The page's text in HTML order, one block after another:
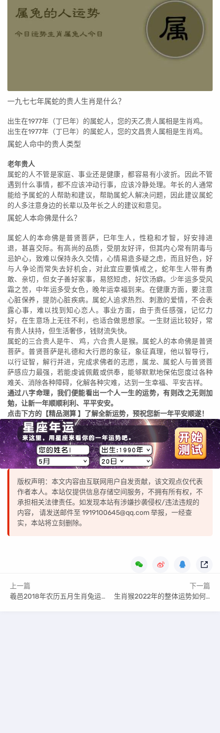
一九七七年属蛇的贵人生肖是什么？
出生在1977年（丁巳年）的属蛇人，您的天乙贵人属相是生肖鸡。
出生在1977年（丁巳年）的属蛇人，您的文昌贵人属相是生肖鸡。
属蛇人命中的贵人类型
老年贵人
属蛇的人不管是家庭、事业还是健康，都容易有小波折。因此不管
遇到什么事情，都不应该冲动行事，应该冷静处理。年长的人通常
能给予属蛇的人帮助和建议，帮助属蛇人解决问题，因此建议属蛇
的人多注意身边的长辈以及年长之人的建议和意见。
属蛇人本命佛是什么？
属蛇人的本命佛是普贤菩萨，巳年生人，性稳和才智，好安排进
退，甚喜交际。有高尚的品质，受朋友好评，但其内心常有阴毒与
忌妒心，致难以保持永久交情，心情易造多疑之虑，而且好色，好
与人争论而常失去好机会，对此宜应要慎戒之，蛇年生人带有勇
敢、亲切，但女子善好家事，易怒短虑，好饮汤癖。少年运多受风
霜之苦，中年运多受女色，晚年运幸福到来。在健康方面，要注意
心脏保养，提防心脏疾病。属蛇人追求热烈、刺激的爱情，不会表
露心事，难以找到知心恋人。事业方面，由于责任感强，记忆力
好，在生意场上无往不利，也适合做思想家。一生财运比较好，常
有贵人扶持，但生活奢侈，钱财流失快。
属蛇的三合贵人是牛、 鸡，六合贵人是猴。属蛇人的本命佛是普贤
菩萨。普贤菩萨是礼德和大行愿的象征，象征真理，他以智导行，
以行证智，解行并进，完成求佛者的志愿，属龙、属蛇人与普贤菩
萨感应力最强，若能虔诚佩戴或供奉，能够默默地保佑您度过各种
难关、消除各种障碍，化解各种灾难，达到一生幸福、平安吉祥。
通过八字命理，我们便能看出一个人一生的运势，有则改之无则加
勉，让新一年顺顺利利、平平安安。
点击下方的【精品测算 】了解全新运势，预祝您新一年平安顺遂！
版权声明：本文内容由互联网用户自发贡献，该文观点仅代表
作者本人。本站仅提供信息存储空间服务，不拥有所有权，不
承担相关法律责任。如发现本站有涉嫌抄袭侵权/违法违规的
内容， 请发送邮件至 1919100645@qq.com 举报，一经查
实，本站将立刻删除。
上一篇
羲邑2018年农历五月生肖兔运势
下一篇
生肖猴2022年的整体运势如何（财运好不好）